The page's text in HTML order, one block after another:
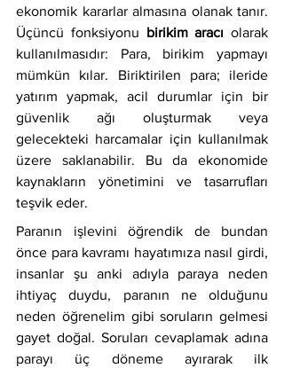
ekonomik kararlar almasına olanak tanır.
Üçüncü fonksiyonu
birikim aracı olarak
kullanılmasıdır: Para, birikim yapmayı
mümkün kılar. Biriktirilen para; ileride
yatırım yapmak, acil durumlar için bir
güvenlik ağı oluşturmak veya
gelecekteki harcamalar için kullanılmak
üzere saklanabilir. Bu da ekonomide
kaynakların yönetimini ve tasarruﬂarı
teşvik eder.
Paranın işlevini öğrendik de bundan
önce para kavramı hayatımıza nasıl girdi,
insanlar şu anki adıyla paraya neden
ihtiyaç duydu, paranın ne olduğunu
neden öğrenelim gibi soruların gelmesi
gayet doğal. Soruları cevaplamak adına
parayı üç döneme ayırarak ilk